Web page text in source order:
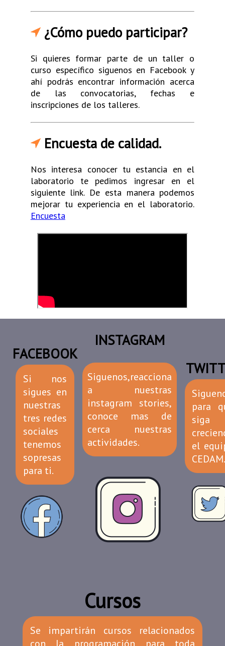
¿Cómo puedo participar?
Si quieres formar parte de un taller o
curso específico siguenos en Facebook y
ahí podrás encontrar información acerca
de las convocatorias, fechas e
inscripciones de los talleres.
Encuesta de calidad.
Nos interesa conocer tu estancia en el
laboratorio te pedimos ingresar en el
siguiente link. De esta manera podemos
mejorar tu experiencia en el laboratorio.
Encuesta
FACEBOOK
Si nos
sigues en
nuestras
tres redes
sociales
tenemos
sopresas
para ti.
INSTAGRAM
Siguenos,reacciona
a nuestras
instagram stories,
conoce mas de
cerca nuestras
actividades.
para
siga
el
CEDAM.
Cursos
Se impartirán cursos relacionados